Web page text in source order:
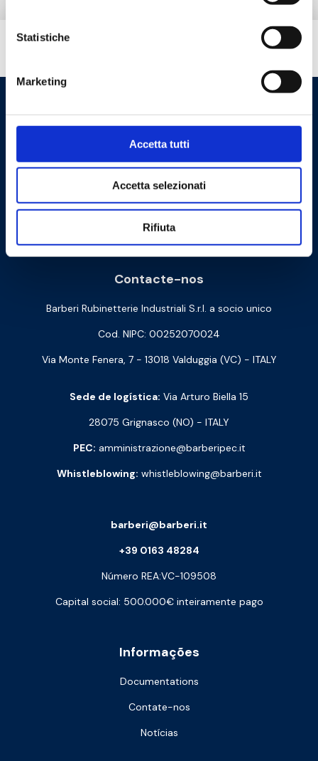
Statistiche
Marketing
Accetta tutti
Accetta selezionati
Rifiuta
Cookie Policy Privacy Policy
Contacte-nos
Barberi Rubinetterie Industriali S.r.l. a socio unico
Cod. NIPC: 00252070024
Via Monte Fenera, 7 - 13018 Valduggia (VC) - ITALY
Sede de logística: Via Arturo Biella 15
28075 Grignasco (NO) - ITALY
PEC: amministrazione@barberipec.it
Whistleblowing: whistleblowing@barberi.it
Informações
Documentations
Contate-nos
Notícias
barberi@barberi.it
+39 0163 48284
Número REA:VC-109508
Capital social: 500.000€ inteiramente pago